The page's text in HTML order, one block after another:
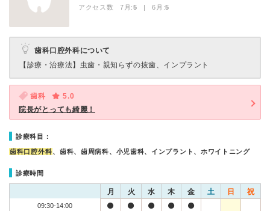
アクセス数 7月:5 | 6月:5
歯科口腔外科について
【診療・治療法】 虫歯・親知らずの抜歯、インプラント
歯科
5.0
院長がとっても綺麗！
診療科目：
歯科口腔外科、歯科、歯周病科、小児歯科、インプラント、ホワイトニング
診療時間
月 火 水 木 金 土 日 祝
09:30-14:00